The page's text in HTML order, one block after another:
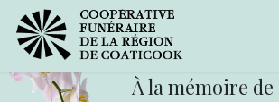
À la mémoire de